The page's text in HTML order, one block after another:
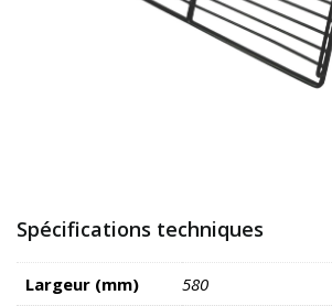
Spécifications techniques
Largeur (mm)
580